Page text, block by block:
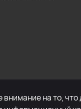
на то, что